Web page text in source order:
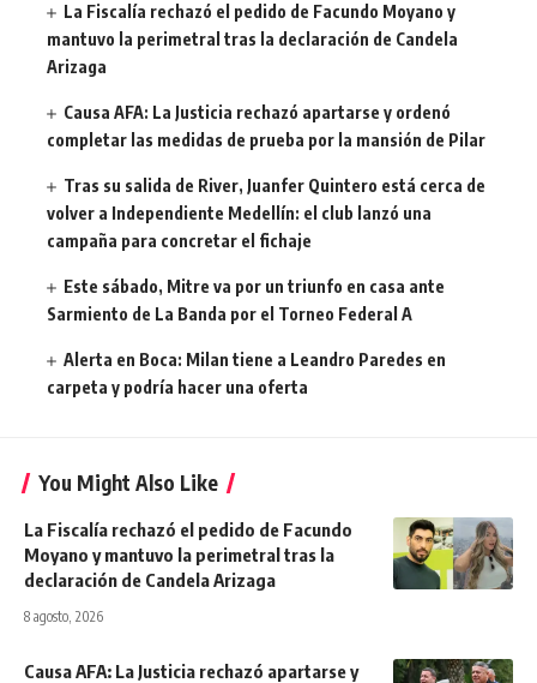
La Fiscalía rechazó el pedido de Facundo Moyano y
mantuvo la perimetral tras la declaración de Candela
Arizaga
Causa AFA: La Justicia rechazó apartarse y ordenó
completar las medidas de prueba por la mansión de Pilar
Tras su salida de River, Juanfer Quintero está cerca de
volver a Independiente Medellín: el club lanzó una
campaña para concretar el fichaje
Este sábado, Mitre va por un triunfo en casa ante
Sarmiento de La Banda por el Torneo Federal A
Alerta en Boca: Milan tiene a Leandro Paredes en
carpeta y podría hacer una oferta
You Might Also Like
La Fiscalía rechazó el pedido de Facundo
Moyano y mantuvo la perimetral tras la
declaración de Candela Arizaga
8 agosto, 2026
Causa AFA: La Justicia rechazó apartarse y